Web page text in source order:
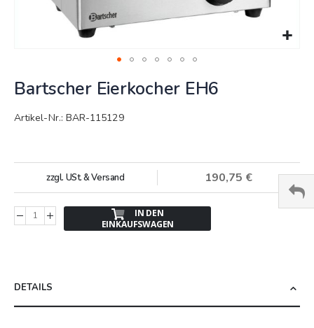
zum
der
Bartscher Eierkocher EH6
Artikel-Nr.: BAR-115129
190,75 €
zzgl. USt. & Versand
IN DEN
EINKAUFSWAGEN
DETAILS